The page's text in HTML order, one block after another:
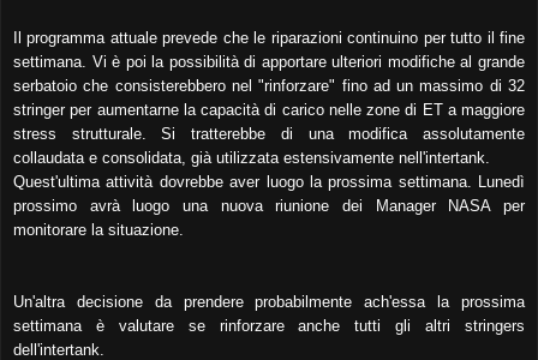
Il programma attuale prevede che le riparazioni continuino per tutto il fine
settimana. Vi è poi la possibilità di apportare ulteriori modifiche al grande
serbatoio che consisterebbero nel "rinforzare" fino ad un massimo di 32
stringer per aumentarne la capacità di carico nelle zone di ET a maggiore
stress strutturale. Si tratterebbe di una modifica assolutamente
collaudata e consolidata, già utilizzata estensivamente nell'intertank.
Quest'ultima attività dovrebbe aver luogo la prossima settimana. Lunedì
prossimo avrà luogo una nuova riunione dei Manager NASA per
monitorare la situazione.
Un'altra decisione da prendere probabilmente ach'essa la prossima
settimana è valutare se rinforzare anche tutti gli altri stringers
dell'intertank.